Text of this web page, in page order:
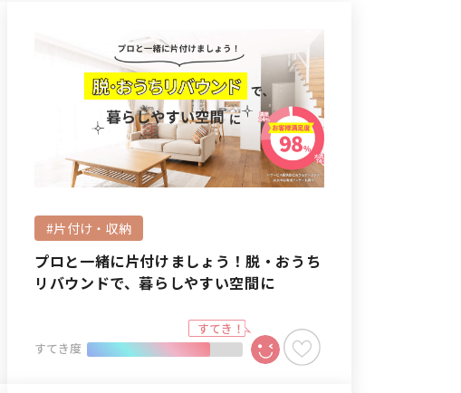
#片付け・収納
プロと一緒に片付けましょう！脱・おうち
リバウンドで、暮らしやすい空間に
すてき度